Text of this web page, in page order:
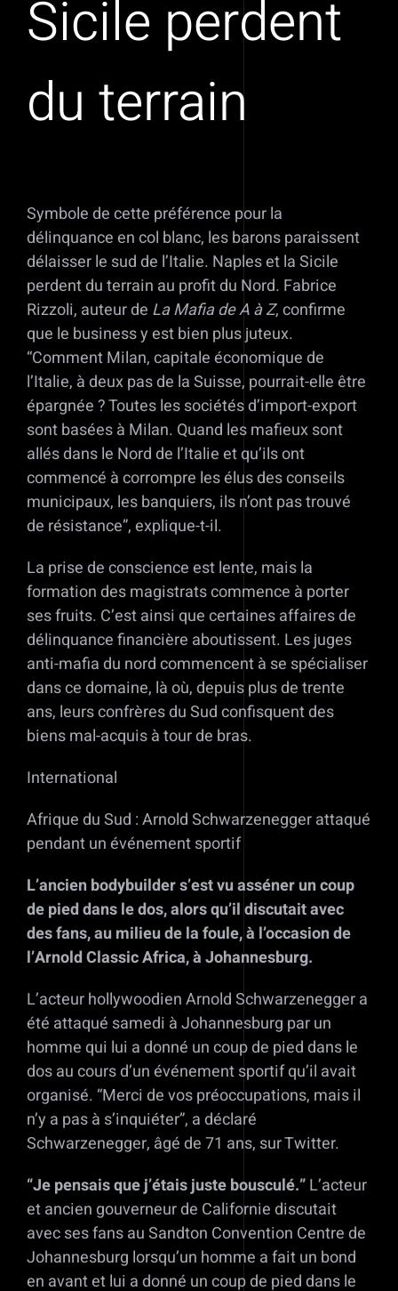
Sicile perdent
du terrain
Symbole de cette préférence pour la
délinquance en col blanc, les barons paraissent
délaisser le sud de l’Italie. Naples et la Sicile
perdent du terrain au profit du Nord. Fabrice
Rizzoli, auteur de La Mafia de A à Z, confirme
que le business y est bien plus juteux.
“Comment Milan, capitale économique de
l’Italie, à deux pas de la Suisse, pourrait-elle être
épargnée ? Toutes les sociétés d’import-export
sont basées à Milan. Quand les mafieux sont
allés dans le Nord de l’Italie et qu’ils ont
commencé à corrompre les élus des conseils
municipaux, les banquiers, ils n’ont pas trouvé
de résistance”, explique-t-il.
La prise de conscience est lente, mais la
formation des magistrats commence à porter
ses fruits. C’est ainsi que certaines affaires de
délinquance financière aboutissent. Les juges
anti-mafia du nord commencent à se spécialiser
dans ce domaine, là où, depuis plus de trente
ans, leurs confrères du Sud confisquent des
biens mal-acquis à tour de bras.
International
Afrique du Sud : Arnold Schwarzenegger attaqué
pendant un événement sportif
L’ancien bodybuilder s’est vu asséner un coup
de pied dans le dos, alors qu’il discutait avec
des fans, au milieu de la foule, à l’occasion de
l’Arnold Classic Africa, à Johannesburg.
L’acteur hollywoodien Arnold Schwarzenegger a
été attaqué samedi à Johannesburg par un
homme qui lui a donné un coup de pied dans le
dos au cours d’un événement sportif qu’il avait
organisé. “Merci de vos préoccupations, mais il
n’y a pas à s’inquiéter”, a déclaré
Schwarzenegger, âgé de 71 ans, sur Twitter.
“Je pensais que j’étais juste bousculé.”L’acteur
et ancien gouverneur de Californie discutait
avec ses fans au Sandton Convention Centre de
Johannesburg lorsqu’un homme a fait un bond
en avant et lui a donné un coup de pied dans le